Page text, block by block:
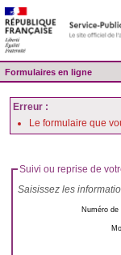
Formulaires en ligne
Erreur :
Le formulaire que
Suivi ou reprise de
Saisissez les
Numéro de